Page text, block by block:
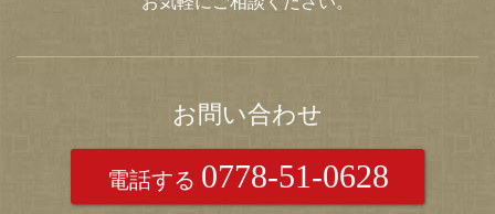
お問い合わせ
電話する 0778-51-0628